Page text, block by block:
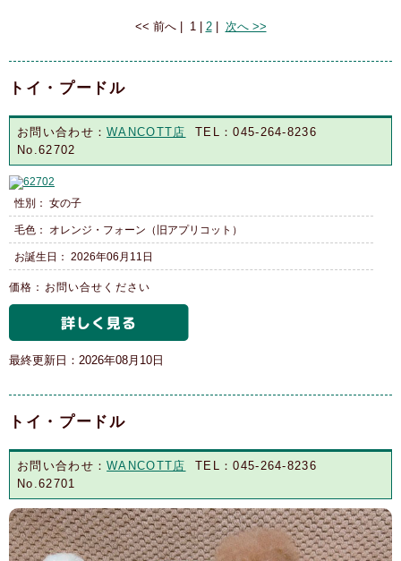
<< 前へ| 1| 2| 次へ >>
トイ・プードル
お問い合わせ：WANCOTT店
TEL：045-264-8236
No.62702
性別： 女の子
毛色： オレンジ・フォーン（旧アプリコット）
お誕生日： 2026年06月11日
価格：お問い合せください
最終更新日：2026年08月10日
トイ・プードル
お問い合わせ：WANCOTT店
TEL：045-264-8236
No.62701